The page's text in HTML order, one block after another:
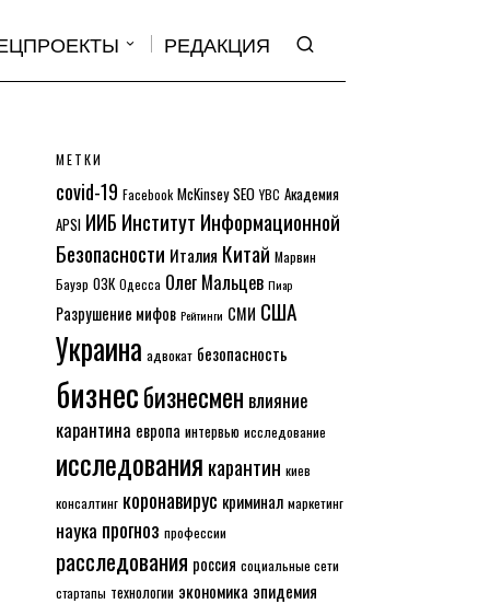
РЕДАКЦИЯ
МЕТКИ
covid-19 Facebook McKinsey SEO YBC Академия
APSI ИИБ Институт Информационной
Безопасности Италия Китай Марвин
Бауэр ОЗК Одесса Олег Мальцев Пиар
Разрушение мифов Рейтинги СМИ США
Украина адвокат безопасность
бизнесбизнесмен влияние
карантина европа интервью исследование
исследования карантин киев
консалтинг коронавирус криминал маркетинг
наука прогноз профессии
расследования россия социальные сети
стартапы технологии экономика эпидемия